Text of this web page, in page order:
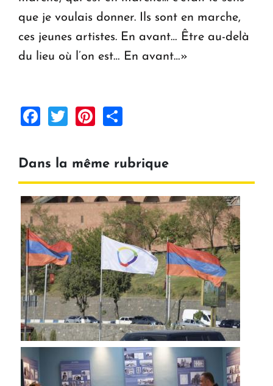
que je voulais donner. Ils sont en marche,
ces jeunes artistes. En avant… Être au-delà
du lieu où l’on est… En avant…»
Facebook
TwitterPinterest
Dans la même rubrique